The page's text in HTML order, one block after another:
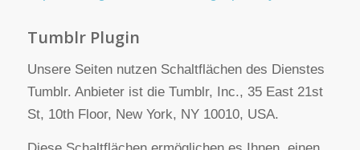
Websitebetreiber hat ein berechtigtes Interesse an
Weitere Informationen hierzu finden Sie in der